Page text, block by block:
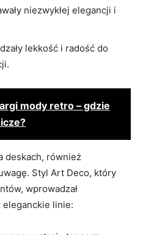
niezwykłej elegancji i
lekkość i radość do
mody retro – gdzie
deskach, również
Styl Art Deco, który
wprowadzał
eleganckie linie: